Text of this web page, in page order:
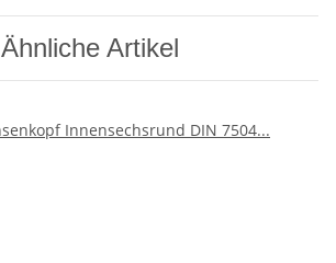
Ähnliche Artikel